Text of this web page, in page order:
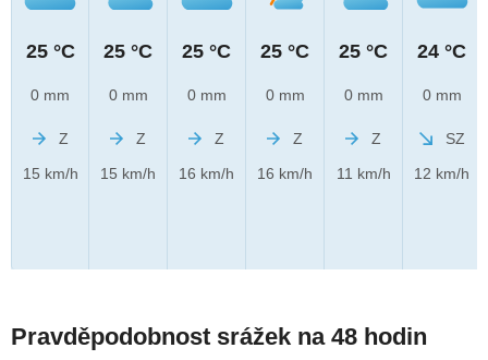
25 °C
0 mm
Z
15 km/h
25 °C
0 mm
Z
15 km/h
25 °C
0 mm
Z
16 km/h
25 °C
0 mm
Z
16 km/h
25 °C
0 mm
Z
11 km/h
24 °C
0 mm
SZ
12 km/h
Pravděpodobnost srážek na 48 hodin